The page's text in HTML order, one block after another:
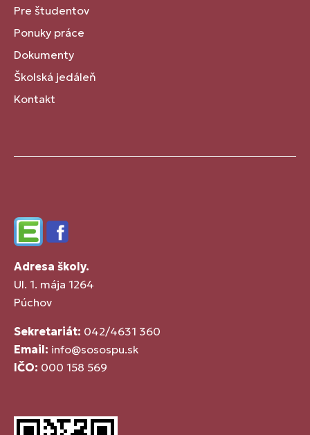
Pre študentov
Ponuky práce
Dokumenty
Školská jedáleň
Kontakt
EdupageFacebook
Adresa školy.
Ul. 1. mája 1264
Púchov
Sekretariát: 042/4631 360
Email: info@sosospu.sk
IČO: 000 158 569